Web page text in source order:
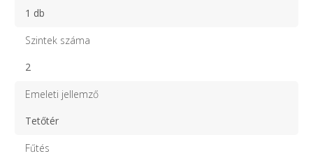
1 db
Szintek száma
2
Emeleti jellemző
Tetőtér
Fűtés